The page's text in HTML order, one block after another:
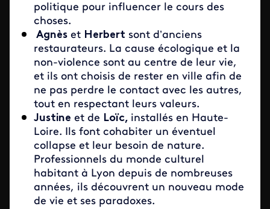
politique pour influencer le cours des
choses.
Agnès et Herbert sont d’anciens
restaurateurs. La cause écologique et la
non-violence sont au centre de leur vie,
et ils ont choisis de rester en ville afin de
ne pas perdre le contact avec les autres,
tout en respectant leurs valeurs.
Justine et de Loïc, installés en Haute-
Loire. Ils font cohabiter un éventuel
collapse et leur besoin de nature.
Professionnels du monde culturel
habitant à Lyon depuis de nombreuses
années, ils découvrent un nouveau mode
de vie et ses paradoxes.